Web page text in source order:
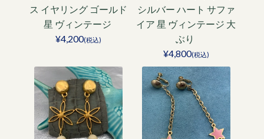
ス イヤリング ゴールド
星 ヴィンテージ
¥4,200(税込)
シルバー ハート サファ
イア 星 ヴィンテージ 大
ぶり
¥4,800(税込)